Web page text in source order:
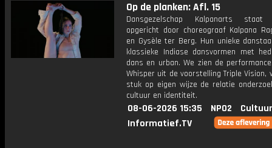
Op de planken: Afl. 15
Dansgezelschap Kalpanarts staat
opgericht door choreograaf Kalpana
en Gysèle ter Berg. Hun unieke
klassieke Indiase dansvormen met
dans en urban. We zien de
Whisper uit de voorstelling Triple Vision,
stuk op eigen wijze de relatie
cultuur en identiteit.
08-06-2026 15:35 NPO2
Informatief.TV